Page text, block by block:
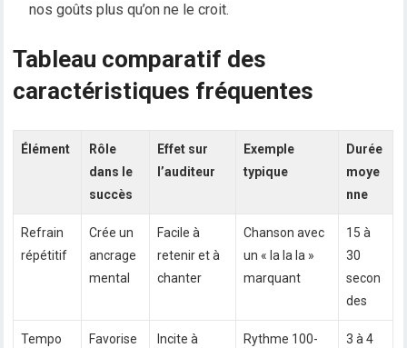
nos goûts plus qu’on ne le croit.
Tableau comparatif des
caractéristiques fréquentes
Élément
Rôle
dans le
succès
Effet sur
l’auditeur
Exemple
typique
Durée
moye
nne
Refrain
répétitif
Crée un
ancrage
mental
Facile à
retenir et à
chanter
Chanson avec
un « la la la »
marquant
15 à
30
secon
des
Tempo
Favorise
Incite à
Rythme 100-
3 à 4